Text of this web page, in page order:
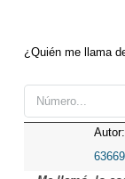
¿Quién me llama